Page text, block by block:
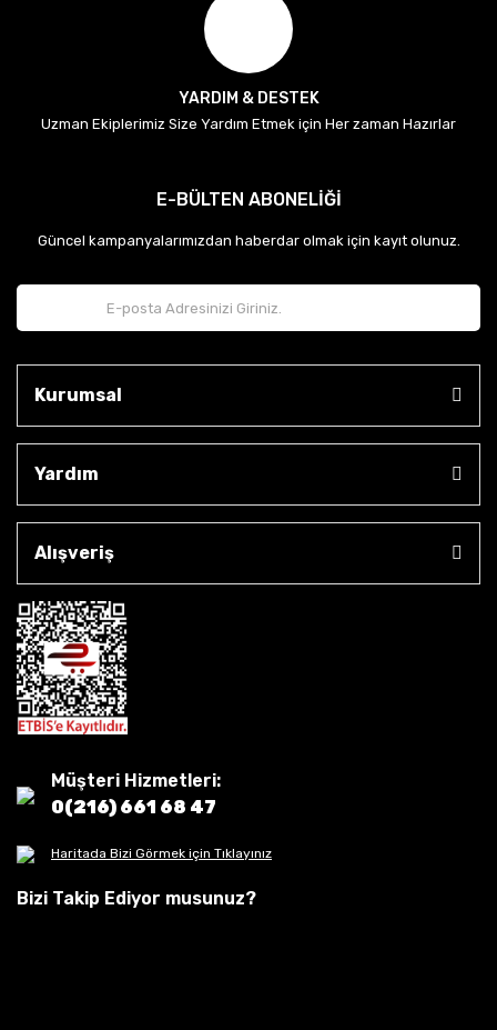
YARDIM & DESTEK
Uzman Ekiplerimiz Size Yardım Etmek için Her zaman Hazırlar
E-BÜLTEN ABONELİĞİ
Güncel kampanyalarımızdan haberdar olmak için kayıt olunuz.
Kurumsal
Yardım
Alışveriş
Müşteri Hizmetleri:
0(216) 661 68 47
Haritada Bizi Görmek için Tıklayınız
Bizi Takip Ediyor musunuz?